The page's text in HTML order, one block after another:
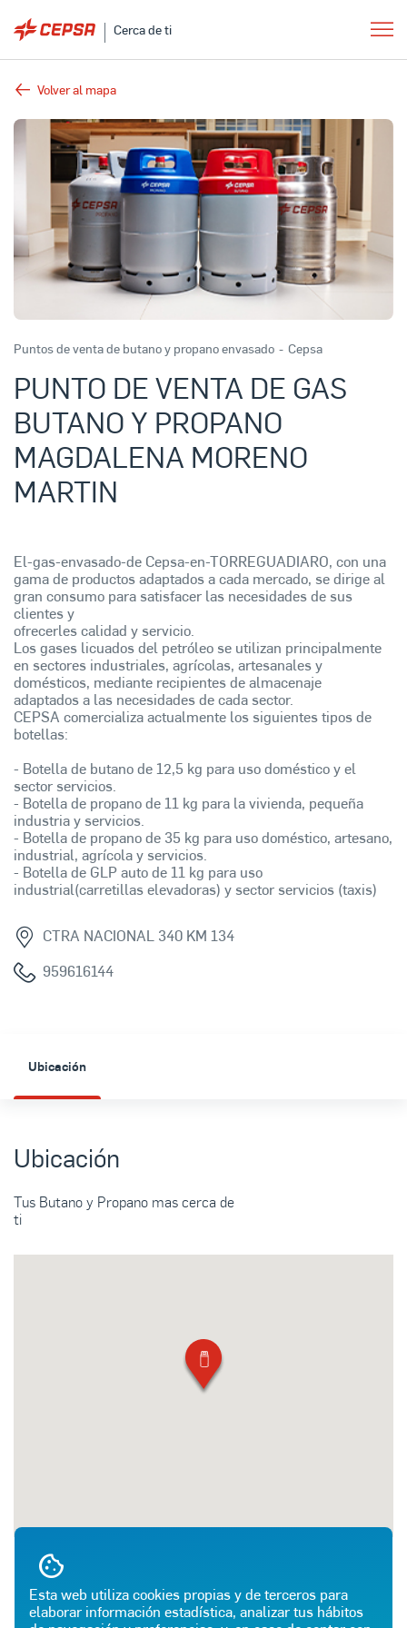
Esta web utiliza cookies propias y de terceros para
elaborar información estadística, analizar tus hábitos
Cerca de ti
Volver al mapa
Puntos de venta de butano y propano envasado - Cepsa
PUNTO DE VENTA DE GAS
BUTANO Y PROPANO
MAGDALENA MORENO
MARTIN
El-gas-envasado-de Cepsa-en-TORREGUADIARO, con una
gama de productos adaptados a cada mercado, se dirige al
gran consumo para satisfacer las necesidades de sus
clientes y
ofrecerles calidad y servicio.
Los gases licuados del petróleo se utilizan principalmente
en sectores industriales, agrícolas, artesanales y
domésticos, mediante recipientes de almacenaje
adaptados a las necesidades de cada sector.
CEPSA comercializa actualmente los siguientes tipos de
botellas:
- Botella de butano de 12,5 kg para uso doméstico y el
sector servicios.
- Botella de propano de 11 kg para la vivienda, pequeña
industria y servicios.
- Botella de propano de 35 kg para uso doméstico, artesano,
industrial, agrícola y servicios.
- Botella de GLP auto de 11 kg para uso
industrial(carretillas elevadoras) y sector servicios (taxis)
CTRA NACIONAL 340 KM 134
959616144
Ubicación
Ubicación
Tus Butano y Propano mas cerca de
ti